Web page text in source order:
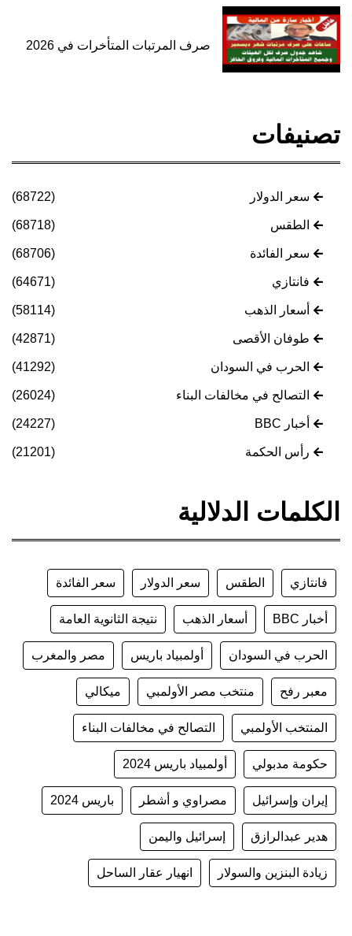
صرف المرتبات المتأخرات في 2026
تصنيفات
سعر الدولار (68722)
الطقس (68718)
سعر الفائدة (68706)
فانتازي (64671)
أسعار الذهب (58114)
طوفان الأقصى (42871)
الحرب في السودان (41292)
التصالح في مخالفات البناء (26024)
أخبار BBC (24227)
رأس الحكمة (21201)
الكلمات الدلالية
فانتازي الطقس سعر الدولار سعر الفائدة
أخبار BBC أسعار الذهب نتيجة الثانوية العامة
الحرب في السودان أولمبياد باريس مصر والمغرب
معبر رفح منتخب مصر الأولمبي ميكالي
المنتخب الأولمبي التصالح في مخالفات البناء
حكومة مدبولي أولمبياد باريس 2024
إيران وإسرائيل مصراوي و أشطر باريس 2024
هدير عبدالرازق إسرائيل واليمن
زيادة البنزين والسولار انهيار عقار الساحل